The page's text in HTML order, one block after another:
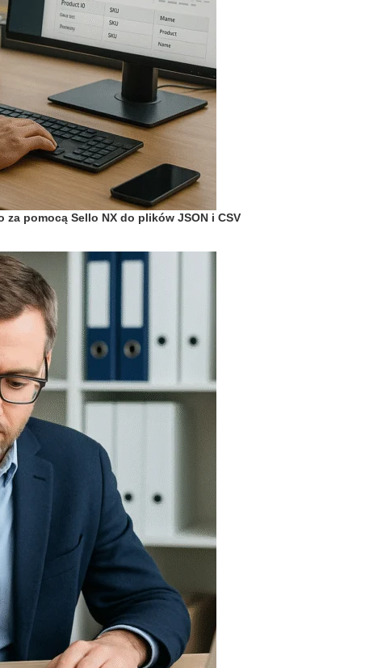
pomocą Sello NX do plików JSON i CSV